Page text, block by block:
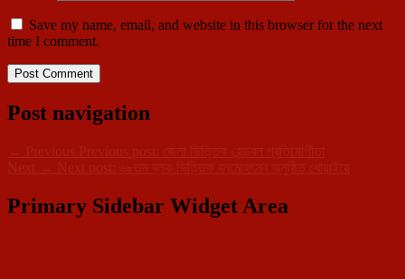
Save my name, email, and website in this browser for the next
time I comment.
Post navigation
← Previous Previous post:
জেলা ভিত্তিক হেন্ডবল প্রতিযোগীতা
Next → Next post: ৬৮তম ব্লক ভিত্তিক বনমোহৎসব অনুষ্ঠিত খোয়াইয়ে
Primary Sidebar Widget Area